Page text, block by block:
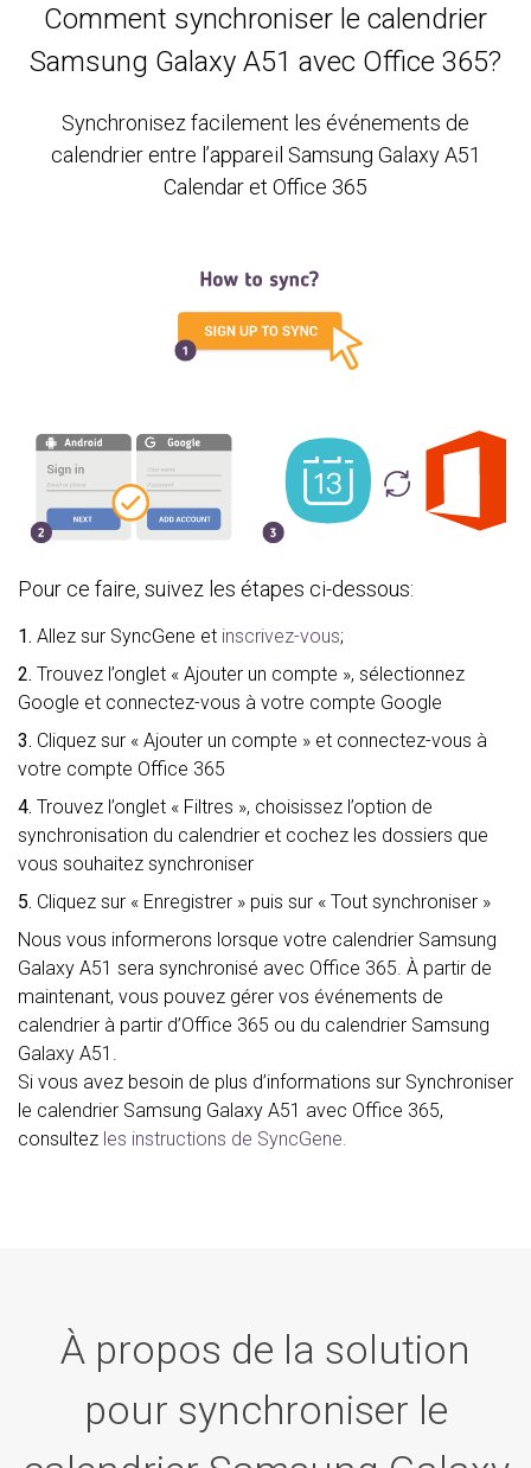
Comment synchroniser le calendrier
Samsung Galaxy A51 avec Office 365?
Synchronisez facilement les événements de
calendrier entre l’appareil Samsung Galaxy A51
Calendar et Office 365
Pour ce faire, suivez les étapes ci-dessous:
1. Allez sur SyncGene et inscrivez-vous;
2. Trouvez l’onglet « Ajouter un compte », sélectionnez
Google et connectez-vous à votre compte Google
3. Cliquez sur « Ajouter un compte » et connectez-vous à
votre compte Office 365
4. Trouvez l’onglet « Filtres », choisissez l’option de
synchronisation du calendrier et cochez les dossiers que
vous souhaitez synchroniser
5. Cliquez sur « Enregistrer » puis sur « Tout synchroniser »
Nous vous informerons lorsque votre calendrier Samsung
Galaxy A51 sera synchronisé avec Office 365. À partir de
maintenant, vous pouvez gérer vos événements de
calendrier à partir d’Office 365 ou du calendrier Samsung
Galaxy A51.
Si vous avez besoin de plus d’informations sur Synchroniser
le calendrier Samsung Galaxy A51 avec Office 365,
consultez les instructions de SyncGene.
À propos de la solution
pour synchroniser le